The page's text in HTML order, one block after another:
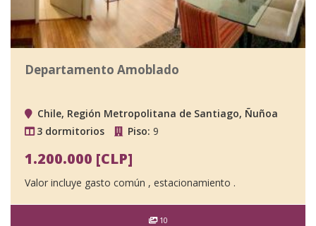
Departamento Amoblado
Chile, Región Metropolitana de Santiago, Ñuñoa
3 dormitorios
Piso: 9
1.200.000 [CLP]
Valor incluye gasto común , estacionamiento .
10